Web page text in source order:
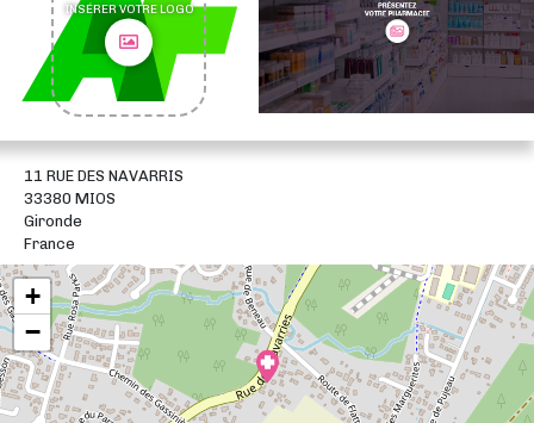
INSÉRER VOTRE LOGO
11 RUE DES NAVARRIS
33380 MIOS
Gironde
France
+
−